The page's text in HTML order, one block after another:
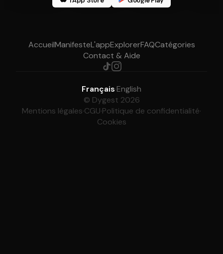
AccueilManifesteL'appExplorerFAQCatégories
Contact & Aide
Français·English
© Dygest 2026
Mentions légales·CGU·Politique de confidentialité·
Cookies